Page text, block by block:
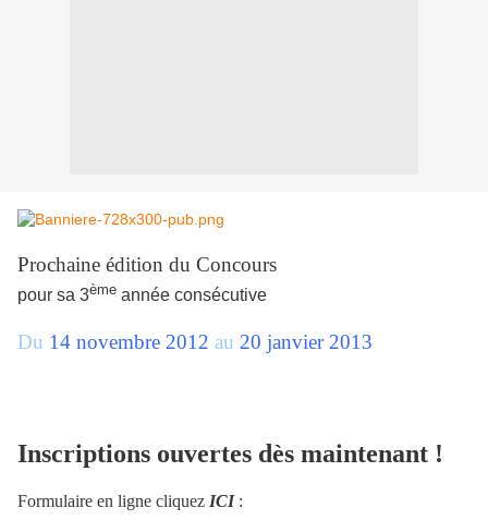
Prochaine édition du Concours
pour sa 3ème année consécutive
Du 14 novembre 2012 au 20 janvier 2013
Inscriptions ouvertes dès maintenant !
Formulaire en ligne cliquez ICI: